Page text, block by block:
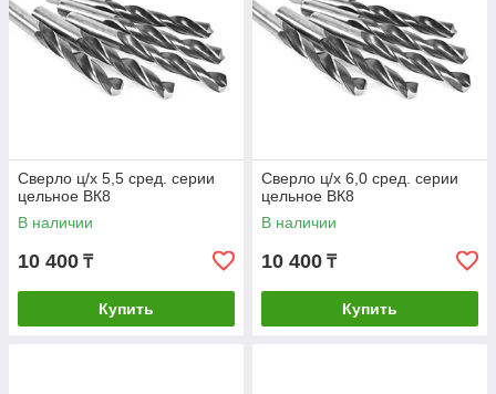
Сверло ц/х 5,5 сред. серии
цельное ВК8
В наличии
10 400 ₸
Купить
Сверло ц/х 6,0 сред. серии
цельное ВК8
В наличии
10 400 ₸
Купить